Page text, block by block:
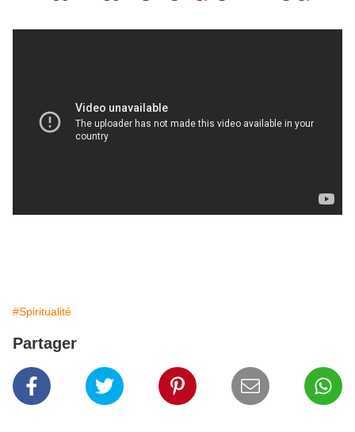
#Spiritualité
Partager